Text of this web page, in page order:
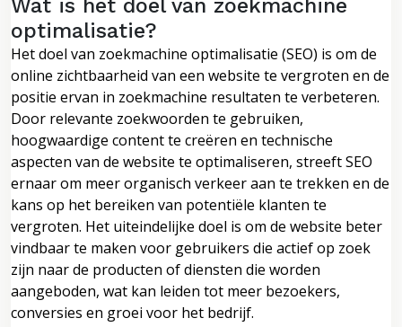
optimalisatie?
Het doel van zoekmachine optimalisatie (SEO) is om de
online zichtbaarheid van een website te vergroten en de
positie ervan in zoekmachine resultaten te verbeteren.
Door relevante zoekwoorden te gebruiken,
hoogwaardige content te creëren en technische
aspecten van de website te optimaliseren, streeft SEO
ernaar om meer organisch verkeer aan te trekken en de
kans op het bereiken van potentiële klanten te
vergroten. Het uiteindelijke doel is om de website beter
vindbaar te maken voor gebruikers die actief op zoek
zijn naar de producten of diensten die worden
aangeboden, wat kan leiden tot meer bezoekers,
conversies en groei voor het bedrijf.